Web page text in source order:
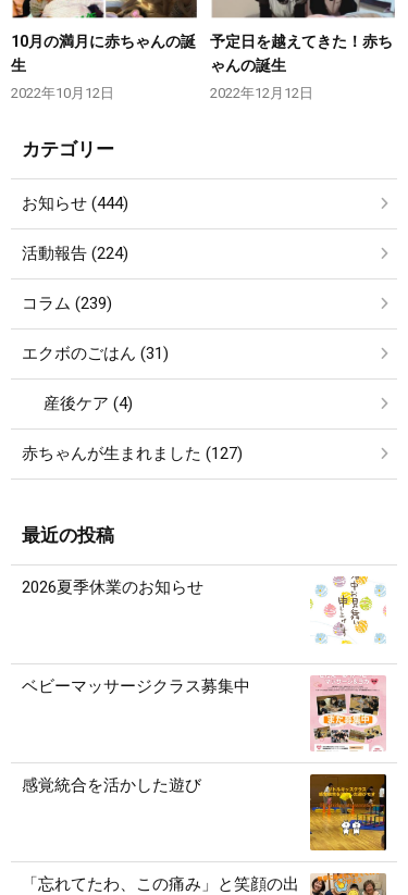
10月の満月に赤ちゃんの誕
生
2022年10月12日
予定日を越えてきた！赤ち
ゃんの誕生
2022年12月12日
カテゴリー
お知らせ (444)
活動報告 (224)
コラム (239)
エクボのごはん (31)
産後ケア (4)
赤ちゃんが生まれました (127)
最近の投稿
2026夏季休業のお知らせ
ベビーマッサージクラス募集中
感覚統合を活かした遊び
「忘れてたわ、この痛み」と笑顔の出